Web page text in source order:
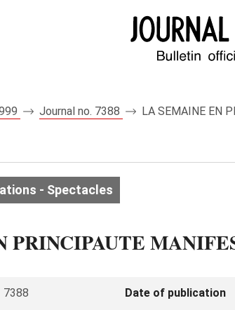
Journal no. 7388 LA SEMAINE EN
- Spectacles
PRINCIPAUTE
7388 Date of publication